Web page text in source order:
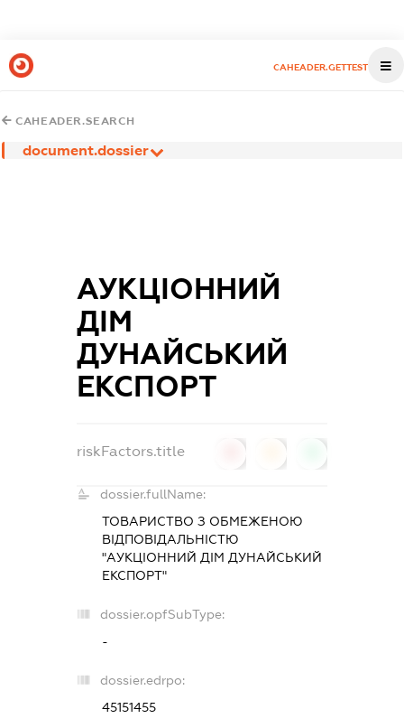
CAHEADER.GETTEST
CAHEADER.SEARCH
document.dossier
АУКЦІОННИЙ
ДІМ
ДУНАЙСЬКИЙ
ЕКСПОРТ
riskFactors.title
dossier.fullName:
ТОВАРИСТВО З ОБМЕЖЕНОЮ
ВІДПОВІДАЛЬНІСТЮ
"АУКЦІОННИЙ ДІМ ДУНАЙСЬКИЙ
ЕКСПОРТ"
dossier.opfSubType:
-
dossier.edrpo:
45151455